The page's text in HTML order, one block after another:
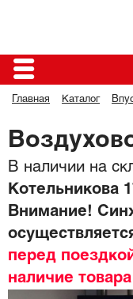
Главная Каталог
В наличии на
Котельникова
Внимание!
перед
наличие